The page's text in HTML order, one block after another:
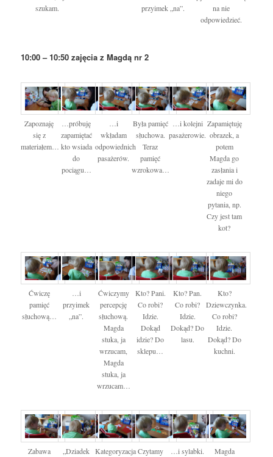
szukam.
przyimek „na”.
na nie
odpowiedzieć.
10:00 – 10:50 zajęcia z Magdą nr 2
Zapoznaję
się z
materiałem…
…próbuję
zapamiętać
kto wsiada
do
pociągu…
…i
wkładam
odpowiednich
pasażerów.
Była pamięć
słuchowa.
Teraz
pamięć
wzrokowa…
…i kolejni
pasażerowie.
Zapamiętuję
obrazek, a
potem
Magda go
zasłania i
zadaje mi do
niego
pytania, np.
Czy jest tam
kot?
Ćwiczę
pamięć
słuchową…
…i
przyimek
„na”.
Ćwiczymy
percepcję
słuchową.
Magda
stuka, ja
wrzucam,
Magda
stuka, ja
wrzucam…
Kto? Pani.
Co robi?
Idzie.
Dokąd
idzie? Do
sklepu…
Kto? Pan.
Co robi?
Idzie.
Dokąd? Do
lasu.
Kto?
Dziewczynka.
Co robi?
Idzie.
Dokąd? Do
kuchni.
Zabawa
„Dziadek Kategoryzacja Czytamy
…i sylabki.
Magda